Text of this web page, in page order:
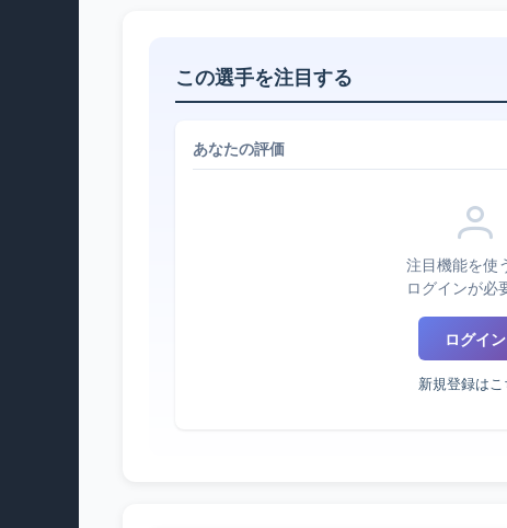
この選手を注目する
あなたの評価
注目機能を使
ログインが必
ログイン
新規登録はこ